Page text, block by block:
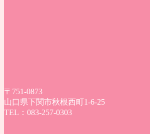
〒751-0873
山口県下関市秋根西町1-6-25
TEL：083-257-0303